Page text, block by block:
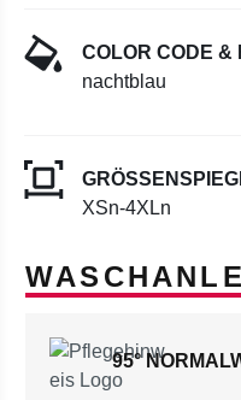
COLOR CODE &
nachtblau
XSn-4XLn
95°